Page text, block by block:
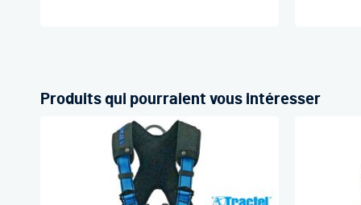
Produits qui pourraient vous intéresser